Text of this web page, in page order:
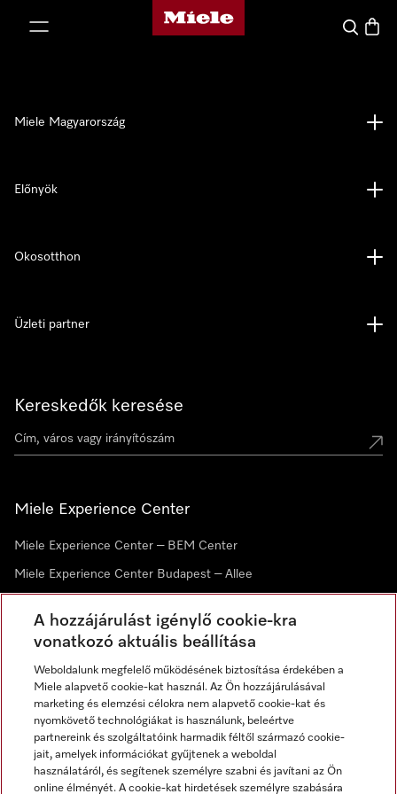
Miele honlapja
Kereses
Kereskedők keresése
Miele Experience Center
Miele Experience Center – BEM Center
Miele Experience Center Budapest – Allee
Hírlevél
Miele Magyarország
Előnyök
Okosotthon
Üzleti partner
A hozzájárulást igénylő cookie-kra
vonatkozó aktuális beállítása
Weboldalunk megfelelő működésének biztosítása érdekében a
Miele alapvető cookie-kat használ. Az Ön hozzájárulásával
marketing és elemzési célokra nem alapvető cookie-kat és
nyomkövető technológiákat is használunk, beleértve
partnereink és szolgáltatóink harmadik féltől származó cookie-
jait, amelyek információkat gyűjtenek a weboldal
használatáról, és segítenek személyre szabni és javítani az Ön
online élményét. A cookie-kat hirdetések személyre szabására